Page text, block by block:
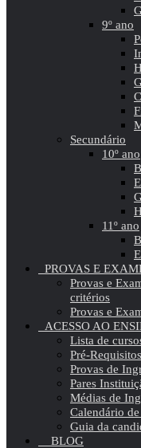
9º ano
Secundário
10º ano
11º ano
PROVAS E
Provas e
critérios
Provas e
ACESSO AO
Lista de
Pré-Requisitos
Provas de
Pares
Médias de
Calendário
Guia da
BLOG